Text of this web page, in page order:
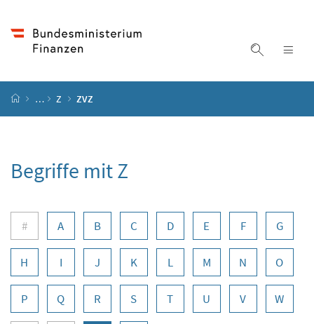
Suche
Startseite
… Z ZVZ
Begriffe mit Z
Buchstabennavigation
# A B C D E F G
H I J K L M N O
P Q R S T U V W